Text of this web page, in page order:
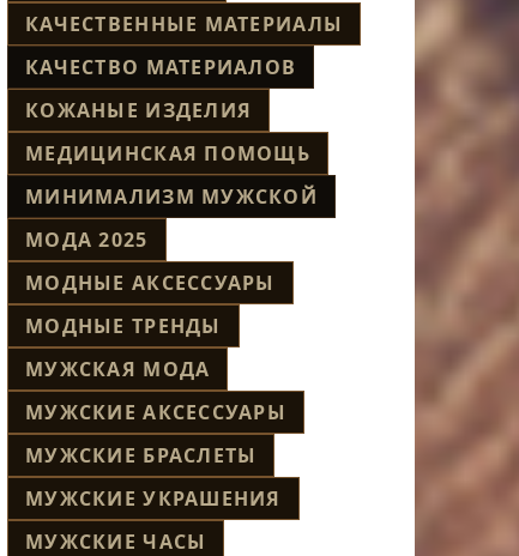
КАЧЕСТВЕННЫЕ МАТЕРИАЛЫ
КАЧЕСТВО МАТЕРИАЛОВ
КОЖАНЫЕ ИЗДЕЛИЯ
МЕДИЦИНСКАЯ ПОМОЩЬ
МИНИМАЛИЗМ МУЖСКОЙ
МОДА 2025
МОДНЫЕ АКСЕССУАРЫ
МОДНЫЕ ТРЕНДЫ
МУЖСКАЯ МОДА
МУЖСКИЕ АКСЕССУАРЫ
МУЖСКИЕ БРАСЛЕТЫ
МУЖСКИЕ УКРАШЕНИЯ
МУЖСКИЕ ЧАСЫ